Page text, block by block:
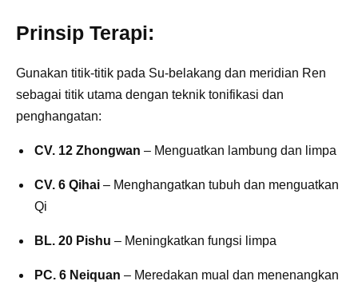
Prinsip Terapi:
Gunakan titik-titik pada Su-belakang dan meridian Ren
sebagai titik utama dengan teknik tonifikasi dan
penghangatan:
CV. 12 Zhongwan – Menguatkan lambung dan limpa
CV. 6 Qihai – Menghangatkan tubuh dan menguatkan
Qi
BL. 20 Pishu – Meningkatkan fungsi limpa
PC. 6 Neiquan – Meredakan mual dan menenangkan